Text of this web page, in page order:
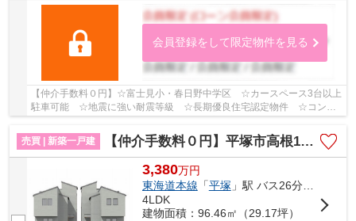
会員登録をして限定物件を見る
【仲介手数料０円】☆富士見小・春日野中学区 ☆カースペース3台以上
駐車可能 ☆地震に強い耐震等級 ☆長期優良住宅認定物件 ☆コンビ
売買 | 新築一戸建
【仲介手数料０円】平塚市高根1丁目 新築一戸建て 全2棟
3,380万円
東海道本線 「平塚 」駅 バス26分 「山下（平塚市）」 停歩3分
4LDK
建物面積：96.46㎡（29.17坪）